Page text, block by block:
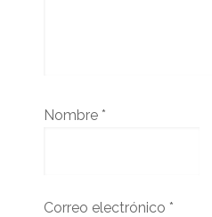
Nombre *
Correo electrónico *